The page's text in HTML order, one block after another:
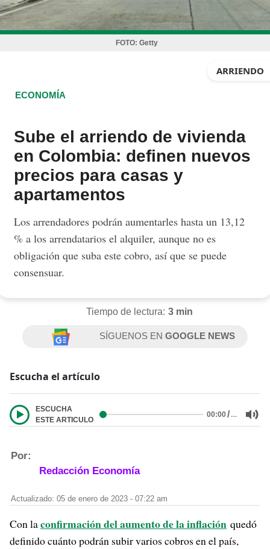
FOTO: Getty
ARRIENDO
ECONOMÍA
Sube el arriendo de vivienda
en Colombia: definen nuevos
precios para casas y
apartamentos
Los arrendadores podrán aumentarles hasta un 13,12
% a los arrendatarios el alquiler, aunque no es
obligación que suba este cobro, así que se puede
consensuar.
Tiempo de lectura: 3 min
SÍGUENOS ENGOOGLE NEWS
Escucha el artículo
ESCUCHA
ESTE ARTICULO
00:00/…
Por:
Redacción Economía
Actualizado: 05 de enero de 2023 - 07:22 am
Con laconfirmación del aumento de la inflación quedó
definido cuánto podrán subir varios cobros en el país,